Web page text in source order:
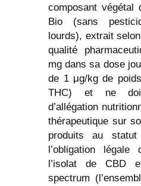
composant végétal
Bio (sans
lourds), extrait
qualité
mg dans sa dose
de 1 μg/kg de
THC) et ne
d’allégation
thérapeutique sur
produits au statut
l’obligation légale
l’isolat de CBD
spectrum